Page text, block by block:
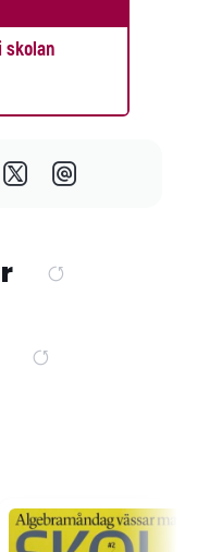
skolan